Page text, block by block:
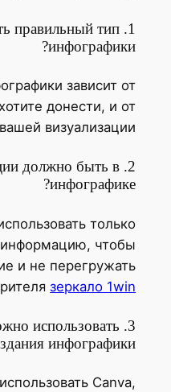
правильный тип
инфографики?
зависит от
донести, и от
визуализации.
должно быть в
инфографике?
только
чтобы
и не перегружать
зеркало 1win
использовать
инфографики?
Canva,